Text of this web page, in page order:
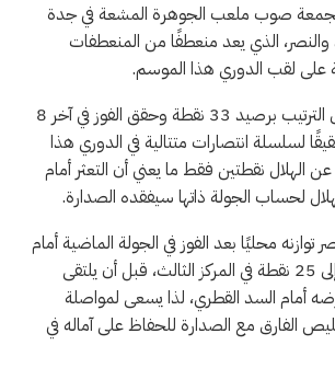
الجمعة صوب ملعب الجوهرة المشعة في جدة
والنصر، الذي يعد منعطفًا من المنعطفات
على لقب الدوري هذا الموسم.
ويتصدر الاتحاد جدول الترتيب برصيد 33 نقطة وحقق الفوز في آخر 8
لسلسلة انتصارات متتالية في الدوري هذا
الهلال نقطتين فقط ما يعني أن التعثر أمام
لحساب الجولة ذاتها سيفقده الصدارة.
توازنه محليًا بعد الفوز في الجولة الماضية أمام
ضمك رافعًا رصيده إلى 25 نقطة في المركز الثالث، قبل أن يلتقى
أمام السد القطري، لذا يسعى لمواصلة
الفارق مع الصدارة للحفاظ على آماله في